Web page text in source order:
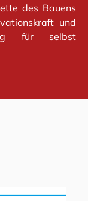
des Bauens
und
für selbst